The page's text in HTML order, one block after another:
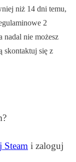
niż 14 dni temu,
2
nadal nie możesz
skontaktuj się z
Steam i zaloguj